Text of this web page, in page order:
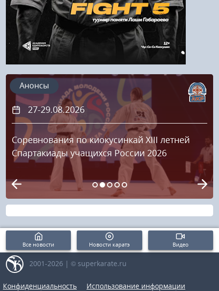
27-29.08.2026
Соревнования по киокусинкай XIII летней
Спартакиады учащихся России 2026
Анонсы
Все новости Новости каратэ Видео
2001-2026 | © superkarate.ru
Конфиденциальность Использование информации